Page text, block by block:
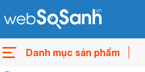
Danh mục sản phẩm